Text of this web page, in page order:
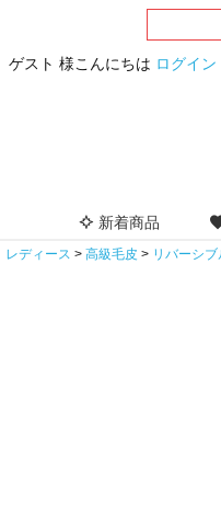
ゲスト 様こんにちは ログイン
新着商品
レディース 高級毛皮 リバーシブ